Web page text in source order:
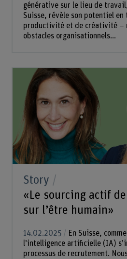
générative sur le lieu de
Suisse, révèle son potentiel en
productivité et de créativité –
obstacles organisationnels...
Story
«Le sourcing actif
sur l’être humain»
14.02.2025
En Suisse,
l’intelligence artificielle (IA)
processus de recrutement.